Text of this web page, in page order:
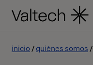
inicio quiénes somos